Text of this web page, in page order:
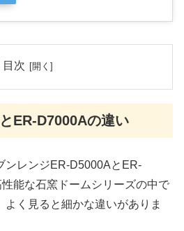
目次
ER-D7000Aの違い
ンレンジER-D5000AとER-
能な石窯ドームシリーズの中で
よく見ると細かな違いがありま